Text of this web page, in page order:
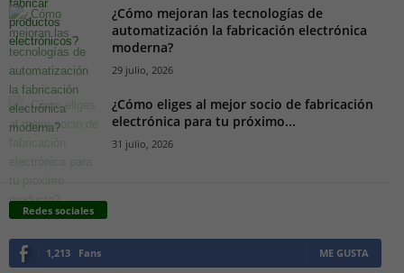
¿Cómo mejoran las tecnologías de
automatización la fabricación electrónica
moderna?
29 julio, 2026
¿Cómo eliges al mejor socio de fabricación
electrónica para tu próximo...
31 julio, 2026
Redes sociales
1,213 Fans ME GUSTA